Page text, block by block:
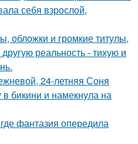
себя взрослой,
обложки и громкие титулы,
реальность - тихую и
24-летняя Соня
бикини и намекнула на
фантазия опередила